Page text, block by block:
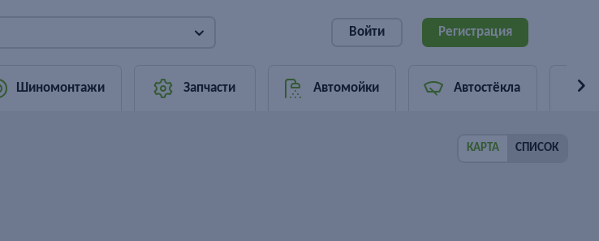
Войти Регистрация
Шиномонтажи Запчасти Автомойки Автостёкла
КАРТА СПИСОК